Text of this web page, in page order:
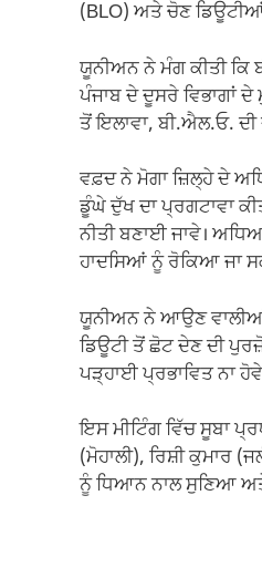
(BLO) ਅਤੇ ਚੋਣ
ਯੂਨੀਅਨ ਨੇ ਮੰਗ ਕੀਤੀ ਕਿ
ਪੰਜਾਬ ਦੇ ਦੂਸਰੇ ਵਿਭਾਗਾਂ
ਤੋਂ ਇਲਾਵਾ, ਬੀ.ਐਲ.ਓ. ਦੀ
ਵਫ਼ਦ ਨੇ ਮੋਗਾ ਜ਼ਿਲ੍ਹੇ ਦੇ
ਡੂੰਘੇ ਦੁੱਖ ਦਾ ਪ੍ਰਗਟਾਵਾ
ਨੀਤੀ ਬਣਾਈ ਜਾਵੇ।
ਹਾਦਸਿਆਂ ਨੂੰ ਰੋਕਿਆ ਜਾ
ਯੂਨੀਅਨ ਨੇ ਆਉਣ ਵਾਲੀਆਂ
ਡਿਊਟੀ ਤੋਂ ਛੋਟ ਦੇਣ ਦੀ
ਪੜ੍ਹਾਈ ਪ੍ਰਭਾਵਿਤ ਨਾ
ਇਸ ਮੀਟਿੰਗ ਵਿੱਚ ਸੂਬਾ
(ਮੋਹਾਲੀ), ਰਿਸ਼ੀ
ਨੂੰ ਧਿਆਨ ਨਾਲ ਸੁਣਿਆ ਅਤੇ